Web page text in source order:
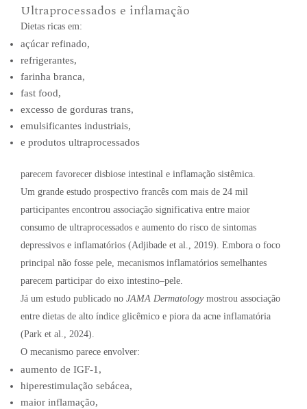
Ultraprocessados e inflamação
Dietas ricas em:
açúcar refinado,
refrigerantes,
farinha branca,
fast food,
excesso de gorduras trans,
emulsificantes industriais,
e produtos ultraprocessados
parecem favorecer disbiose intestinal e inflamação sistêmica.
Um grande estudo prospectivo francês com mais de 24 mil
participantes encontrou associação significativa entre maior
consumo de ultraprocessados e aumento do risco de sintomas
depressivos e inflamatórios (Adjibade et al., 2019). Embora o foco
principal não fosse pele, mecanismos inflamatórios semelhantes
parecem participar do eixo intestino–pele.
Já um estudo publicado no JAMA Dermatologymostrou associação
entre dietas de alto índice glicêmico e piora da acne inflamatória
(Park et al., 2024).
O mecanismo parece envolver:
aumento de IGF-1,
hiperestimulação sebácea,
maior inflamação,